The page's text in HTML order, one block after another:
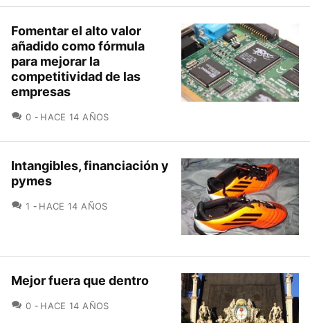
Fomentar el alto valor
añadido como fórmula
para mejorar la
competitividad de las
empresas
0 COMENTARIOS
HACE 14 AÑOS
Intangibles, financiación y
pymes
1 COMENTARIOS
HACE 14 AÑOS
Mejor fuera que dentro
0 COMENTARIOS
HACE 14 AÑOS